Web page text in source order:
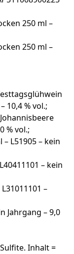
250 ml –
250 ml –
10,4 % vol.;
% vol.;
L51905 – kein
– kein
–
Jahrgang – 9,0
Inhalt =